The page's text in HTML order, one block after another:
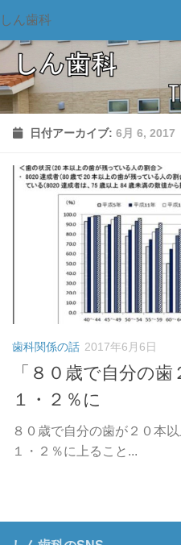
しん歯科
日付アーカイブ: 6月 6, 2017
歯科関係の話 2017年6月6日
「８０歳で自分の
１・２％に
８０歳で自分の歯が２０本
１・２％に上ること...